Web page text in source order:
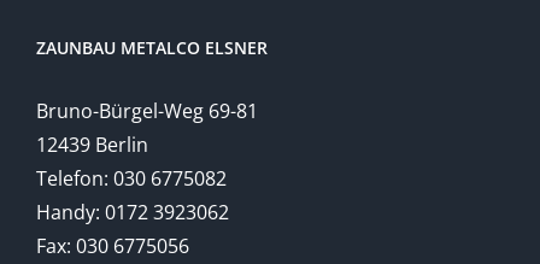
ZAUNBAU METALCO ELSNER
Bruno-Bürgel-Weg 69-81
12439 Berlin
Telefon: 030 6775082
Handy: 0172 3923062
Fax: 030 6775056